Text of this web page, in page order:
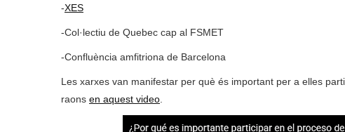
-XES
-Col·lectiu de Quebec cap al FSMET
-Confluència amfitriona de Barcelona
Les xarxes van manifestar per què és important per a elles
raons en aquest video.